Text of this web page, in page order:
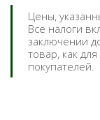
Цены,
Все налоги
заключении
товар, как
покупателей.